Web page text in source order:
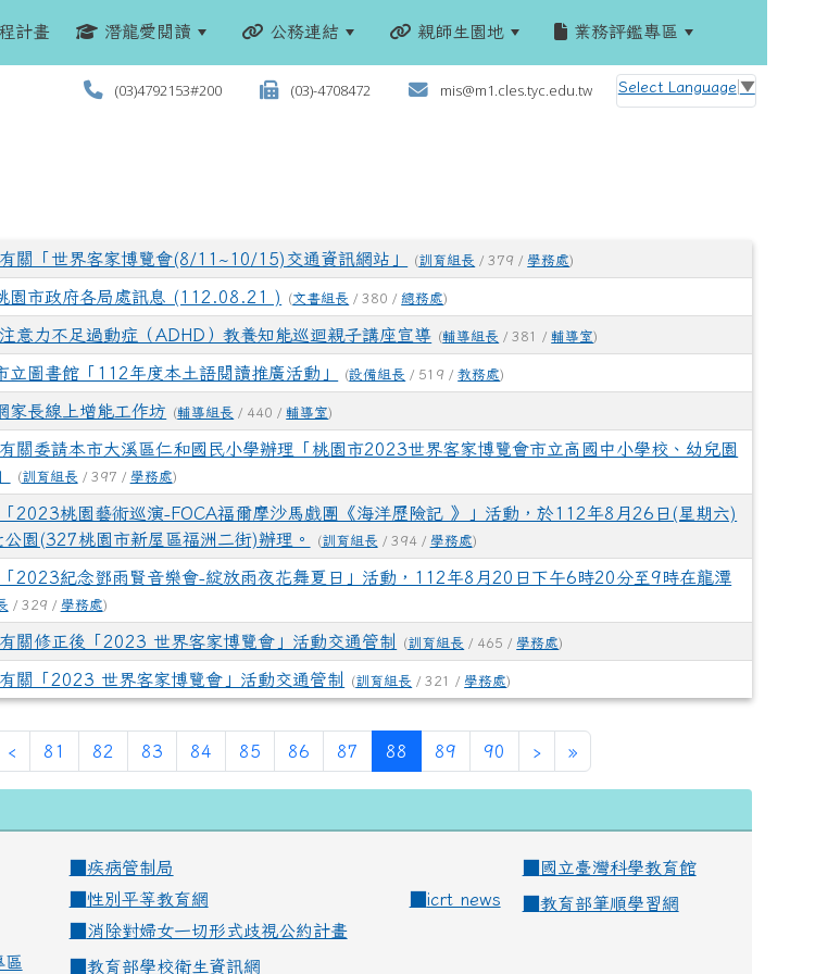
計畫 潛龍愛閱讀 公務連結 親師生園地 業務評鑑專區
(03)4792153#200 (03)-4708472 mis@m1.cles.tyc.edu.tw Select Language ▼
關「世界客家博覽會(8/11~10/15)交通資訊網站」 (訓育組長 / 379 / 學務處)
園市政府各局處訊息 (112.08.21 ) (文書組長 / 380 /總務處)
意力不足過動症（ADHD）教養知能巡迴親子講座宣導 (輔導組長 / 381 /輔導室)
立圖書館「112年度本土語閱讀推廣活動」 (設備組長 / 519 /教務處)
家長線上增能工作坊 (輔導組長 / 440 /輔導室)
關委請本市大溪區仁和國民小學辦理「桃園市2023世界客家博覽會市立高國中小學校、幼兒園
(訓育組長 / 397 / 學務處)
2023桃園藝術巡演-FOCA福爾摩沙馬戲團《海洋歷險記 》」活動，於112年8月26日(星期六)
園(327桃園市新屋區福洲二街)辦理。
(訓育組長 / 394 / 學務處)
2023紀念鄧雨賢音樂會-綻放雨夜花舞夏日」活動，112年8月20日下午6時20分至9時在龍潭
/ 329 / 學務處)
關修正後「2023 世界客家博覽會」活動交通管制 (訓育組長 / 465 / 學務處)
關「2023 世界客家博覽會」活動交通管制 (訓育組長 / 321 / 學務處)
‹ 81 82 83 84 85 86 87 88 (current)
89 90 › »
疾病管制局
國立臺灣科學教育館
性別平等教育網 icrt news
教育部筆順學習網
消除對婦女一切形式歧視公約計畫
區
教育部學校衛生資訊網